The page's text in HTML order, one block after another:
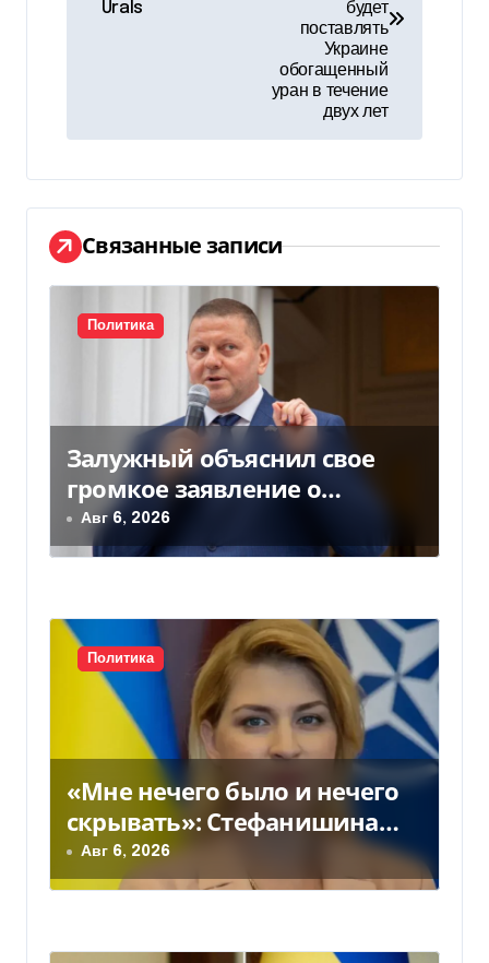
а
ц
и
я
п
а
п
и
я
м
Urals
будет
поставлять
Украине
обогащенный
уран в течение
двух лет
Связанные записи
Политика
Залужный объяснил свое
громкое заявление о
вступлении Украины в НАТО
Авг 6, 2026
Политика
«Мне нечего было и нечего
скрывать»: Стефанишина
прокомментировала новое
подозрение
Авг 6, 2026